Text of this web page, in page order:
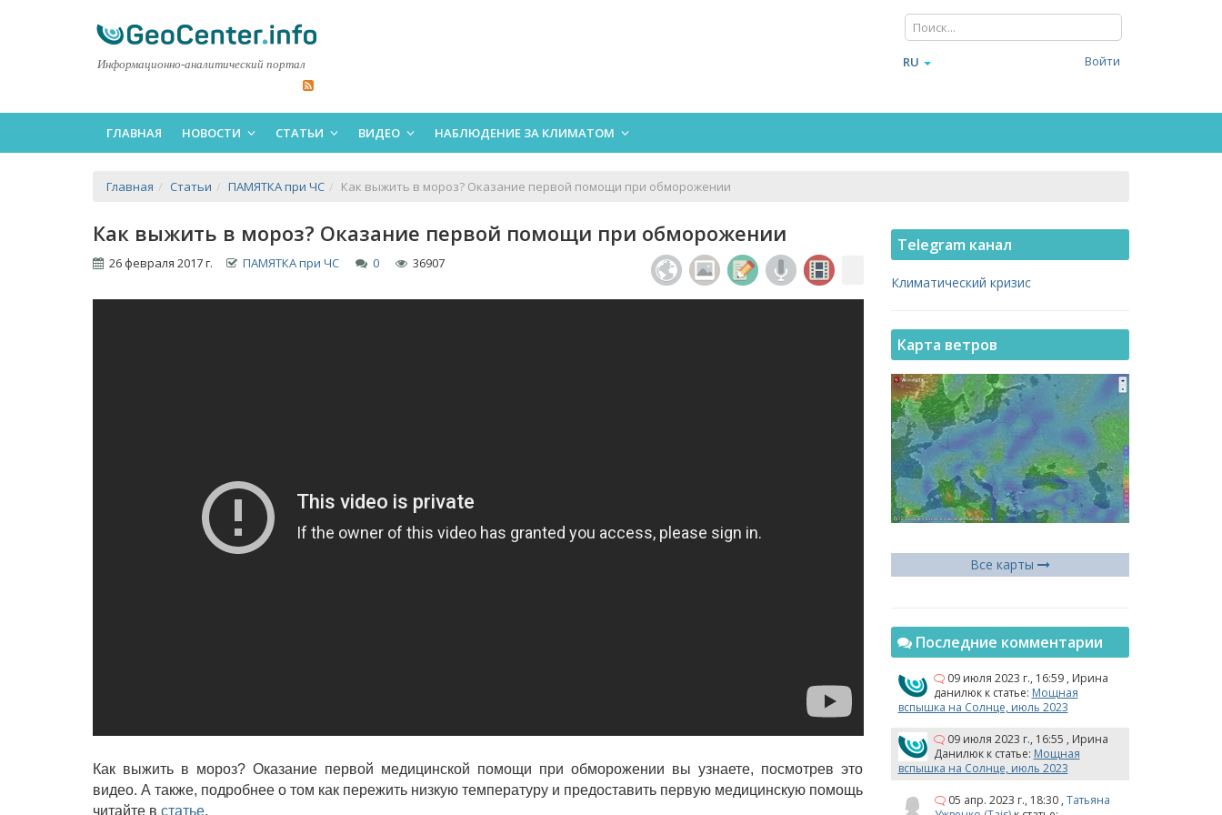
Информационно-аналитический портал RU Войти
ГЛАВНАЯ НОВОСТИ СТАТЬИ ВИДЕО НАБЛЮДЕНИЕ ЗА КЛИМАТОМ
Главная Статьи ПАМЯТКА при ЧС Как выжить в мороз? Оказание первой помощи при обморожении
Как выжить в мороз? Оказание первой помощи при обморожении
26 февраля 2017 г. ПАМЯТКА при ЧС 0 36907
Как выжить в мороз? Оказание первой медицинской помощи при обморожении вы узнаете, посмотрев это
видео. А также, подробнее о том как пережить низкую температуру и предоставить первую медицинскую помощь
читайте в статье.
Telegram канал
Климатический кризис
Карта ветров
Все карты
Последние комментарии
09 июля 2023 г., 16:59 , Ирина
данилюк к статье: Мощная
вспышка на Солнце, июль 2023
09 июля 2023 г., 16:55 , Ирина
Данилюк к статье: Мощная
вспышка на Солнце, июль 2023
05 апр. 2023 г., 18:30 , Татьяна